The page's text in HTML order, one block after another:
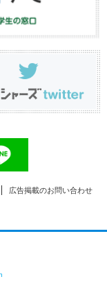
広告掲載のお問い合わせ